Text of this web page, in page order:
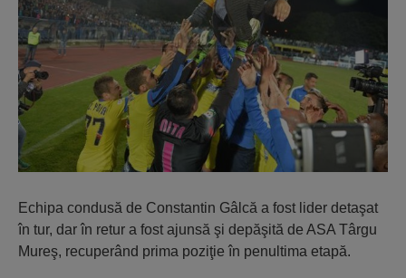
Echipa condusă de Constantin Gâlcă a fost lider detaşat
în tur, dar în retur a fost ajunsă şi depăşită de ASA Târgu
Mureş, recuperând prima poziţie în penultima etapă.